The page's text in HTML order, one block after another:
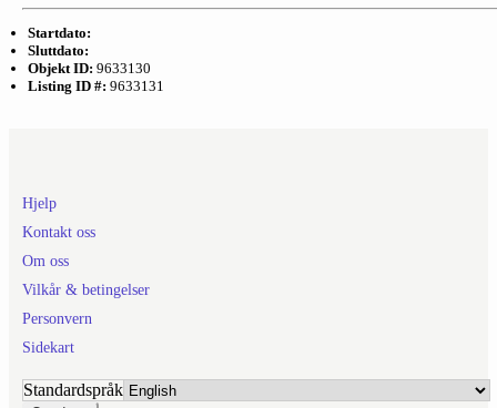
Startdato:
Sluttdato:
Objekt ID: 9633130
Listing ID #: 9633131
Hjelp
Kontakt oss
Om oss
Vilkår & betingelser
Personvern
Sidekart
Standardspråk